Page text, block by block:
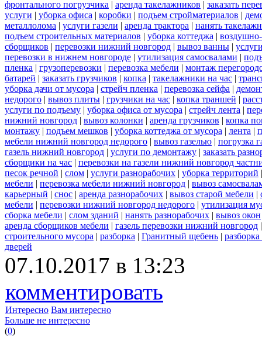
фронтального погрузчика | аренда такелажников | заказать
услуги | уборка офиса | коробки | подъем стройматериалов |
металлолома | услуги газели | аренда трактора | нанять
подъем строительных материалов | уборка коттеджа |
сборщиков | перевозки нижний новгород | вывоз ванны |
перевозки в нижнем новгороде | утилизация самосвалами |
пленка | грузоперевозки | перевозка мебели | монтаж
батарей | заказать грузчиков | копка | такелажники на час |
уборка дачи от мусора | стрейч пленка | перевозка сейфа |
недорого | вывоз плиты | грузчики на час | копка траншей |
услуги по подъему | уборка офиса от мусора | стрейч лента |
нижний новгород | вывоз колонки | аренда грузчиков | копка
монтажу | подъем мешков | уборка коттеджа от мусора | лента |
мебели нижний новгород недорого | вывоз газелью | погрузка
газель нижний новгород | услуги по демонтажу | заказать
сборщики на час | перевозки на газели нижний новгород
песок речной | слом | услуги разнорабочих | уборка территорий
мебели | перевозка мебели нижний новгород | вывоз
карьерный | снос | аренда разнорабочих | вывоз старой мебели |
мебели | перевозки нижний новгород недорого | утилизация
сборка мебели | слом зданий | нанять разнорабочих | вывоз окон
аренда сборщиков мебели | газель перевозки нижний новгород
строительного мусора | разборка | Гранитный щебень |
дверей
07.10.2017 в 13:23
комментировать
Интересно Вам интересно
Больше не интересно
(0)